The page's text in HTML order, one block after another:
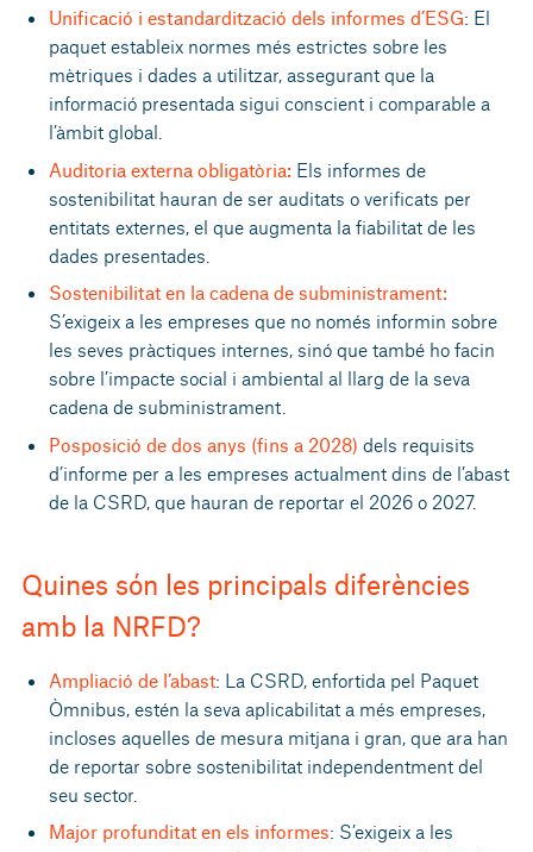
Unificació i estandardització dels informes d’ESG: El
paquet estableix normes més estrictes sobre les
mètriques i dades a utilitzar, assegurant que la
informació presentada sigui conscient i comparable a
l’àmbit global.
Auditoria externa obligatòria: Els informes de
sostenibilitat hauran de ser auditats o verificats per
entitats externes, el que augmenta la fiabilitat de les
dades presentades.
Sostenibilitat en la cadena de subministrament:
S’exigeix a les empreses que no només informin sobre
les seves pràctiques internes, sinó que també ho facin
sobre l’impacte social i ambiental al llarg de la seva
cadena de subministrament.
Posposició de dos anys (fins a 2028) dels requisits
d’informe per a les empreses actualment dins de l’abast
de la CSRD, que hauran de reportar el 2026 o 2027.
Quines són les principals diferències
amb la NRFD?
Ampliació de l’abast: La CSRD, enfortida pel Paquet
Òmnibus, estén la seva aplicabilitat a més empreses,
incloses aquelles de mesura mitjana i gran, que ara han
de reportar sobre sostenibilitat independentment del
seu sector.
Major profunditat en els informes: S’exigeix a les